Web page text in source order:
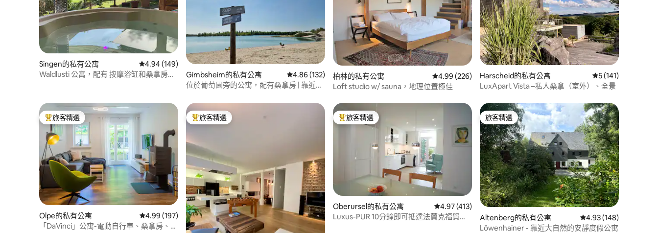
Singen的私有公寓 從 149 則評價中獲得 4.94 的平均評分（滿分 5 分）
4.94 (149)
Waldlusti 公寓，配有 按摩浴缸和桑拿房，
Gimbsheim的私有公寓 從 132 則評價中獲得 4.86 的平均評分（滿分 5 分）
4.86 (132)
位於葡萄園旁的公寓，配有桑拿房 | 靠近萊
柏林的私有公寓 從 226 則評價中獲得 4.99 的平均評分（滿分 5 分）
4.99 (226)
Loft studio w/ sauna，地理位置極佳
Harscheid的私有公寓 從 141 則評價中獲
5 (141)
LuxApart Vista –私人桑拿（室外）、全景
旅客精選榜首
旅客精選
Olpe的私有公寓 從 197 則評價中獲得 4.99 的平均評分（滿分 5 分）
4.99 (197)
「DaVinci」公寓-電動自行車、桑拿房、花
旅客精選榜首
旅客精選 旅客精選榜首
旅客精選
Oberursel的私有公寓 從 413 則評價中獲得 4.97 的平均評分（滿分 5 分）
4.97 (413)
Luxus-PUR 10分鐘即可抵達法蘭克福貿易
旅客精選
旅客精選
Altenberg的私有公寓 從 148 則評價中獲得
4.93 (148)
Löwenhainer - 靠近大自然的安靜度假公寓